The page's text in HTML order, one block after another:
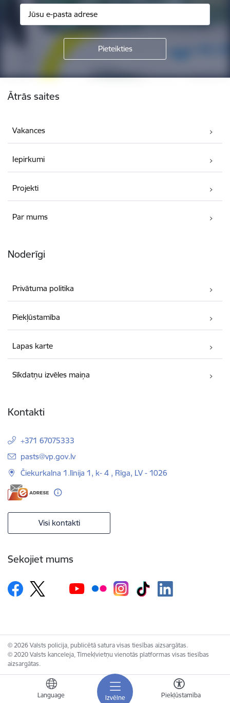
Izvēlne
Language Piekļūstamība
Ātrās saites
Vakances
Iepirkumi
Projekti
Par mums
Noderīgi
Privātuma politika
Piekļūstamība
Lapas karte
Sīkdatņu izvēles maiņa
Kontakti
+371 67075333
E-pasts:
pasts@vp.gov.lv
Čiekurkalna 1.līnija 1, k- 4 , Rīga, LV - 1026
Visi kontakti
Sekojiet mums
© 2026 Valsts policija, publicētā satura visas tiesības aizsargātas.
© 2020 Valsts kanceleja, Tīmekļvietņu vienotās platformas visas tiesības
aizsargātas.